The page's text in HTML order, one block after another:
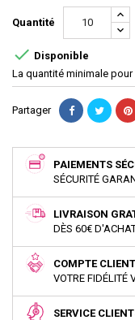
Quantité
 Disponible
La quantité minimale
Partager
PAIEMENTS
SÉCURITÉ
LIVRAISON
DÈS 60€
COMPTE CLIENT
VOTRE FIDÉLITÉ
SERVICE